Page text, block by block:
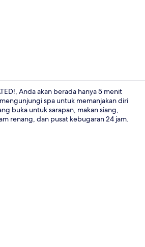
Seprai
Anda akan berada hanya 5 menit
spa untuk memanjakan diri
buka untuk sarapan, makan siang,
renang, dan pusat kebugaran 24 jam.